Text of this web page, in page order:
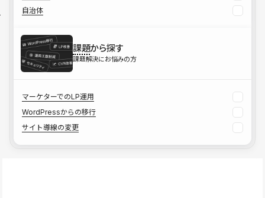
自治体
課題から探す
課題解決にお悩みの方
マーケターでのLP運用
WordPressからの移行
サイト導線の変更